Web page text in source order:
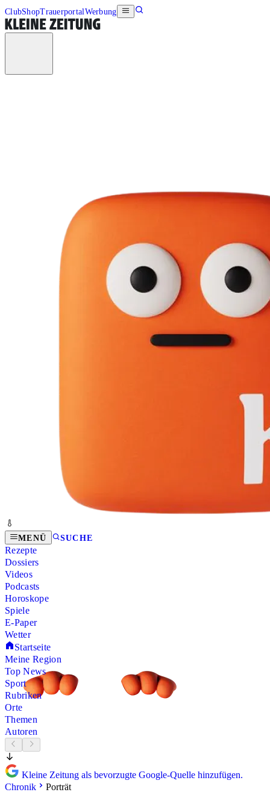
ClubShopTrauerportalWerbung
MENÜ SUCHE
Rezepte
Dossiers
Videos
Podcasts
Horoskope
Spiele
E-Paper
Wetter
Startseite
Meine Region
Top News
Sport
Rubriken
Orte
Themen
Autoren
Kleine Zeitung als bevorzugte Google-Quelle hinzufügen.
Chronik
Porträt